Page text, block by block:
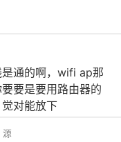
通的啊，wifi ap那
要是要用路由器的
对能放下
源